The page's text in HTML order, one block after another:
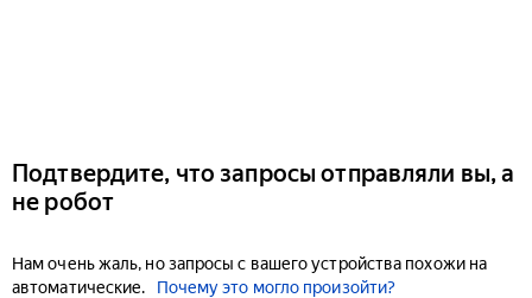
Подтвердите, что запросы отправляли вы, а
не робот
Нам очень жаль, но запросы с вашего устройства похожи на
автоматические.
Почему это могло произойти?